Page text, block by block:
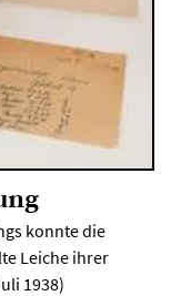
konnte die
Leiche ihrer
1938)